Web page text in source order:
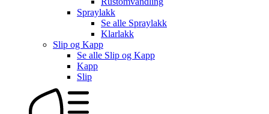
Spraylakk
Se alle Spraylakk
Klarlakk
Slip og Kapp
Se alle Slip og Kapp
Kapp
Slip